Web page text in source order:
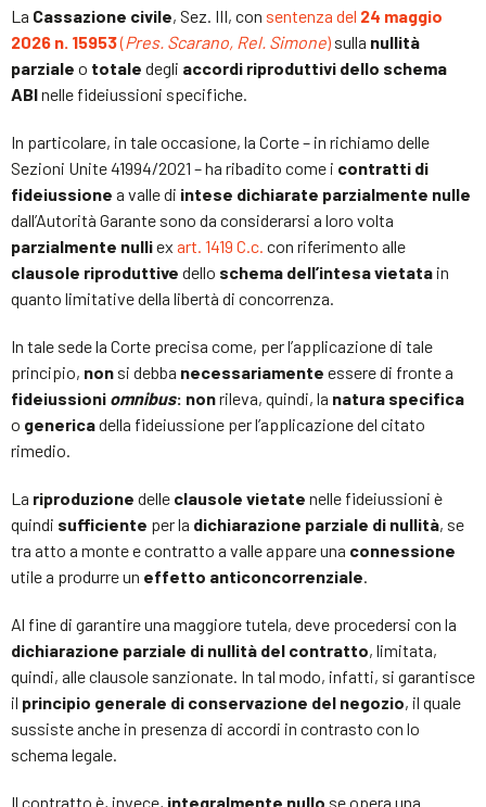
La Cassazione civile, Sez. III, con sentenza del 24 maggio
2026 n. 15953(Pres. Scarano, Rel. Simone) sulla nullità
parziale o totale degli accordi riproduttivi dello schema
ABInelle fideiussioni specifiche.
In particolare, in tale occasione, la Corte – in richiamo delle
Sezioni Unite 41994/2021 – ha ribadito come i contratti di
fideiussione a valle di intese dichiarate parzialmente nulle
dall’Autorità Garante sono da considerarsi a loro volta
parzialmente nulliex art. 1419 C.c. con riferimento alle
clausole riproduttive dello schema dell’intesa vietata in
quanto limitative della libertà di concorrenza.
In tale sede la Corte precisa come, per l’applicazione di tale
principio, non si debba necessariamente essere di fronte a
fideiussioni omnibus: nonrileva, quindi, la natura specifica
o genericadella fideiussione per l’applicazione del citato
rimedio.
La riproduzione delle clausole vietate nelle fideiussioni è
quindi sufficiente per la dichiarazione parziale di nullità, se
tra atto a monte e contratto a valle appare una connessione
utile a produrre un effetto anticoncorrenziale.
Al fine di garantire una maggiore tutela, deve procedersi con la
dichiarazione parziale di nullità del contratto, limitata,
quindi, alle clausole sanzionate. In tal modo, infatti, si garantisce
il principio generale di conservazione del negozio, il quale
sussiste anche in presenza di accordi in contrasto con lo
schema legale.
Il contratto è, invece, integralmente nullo se opera una